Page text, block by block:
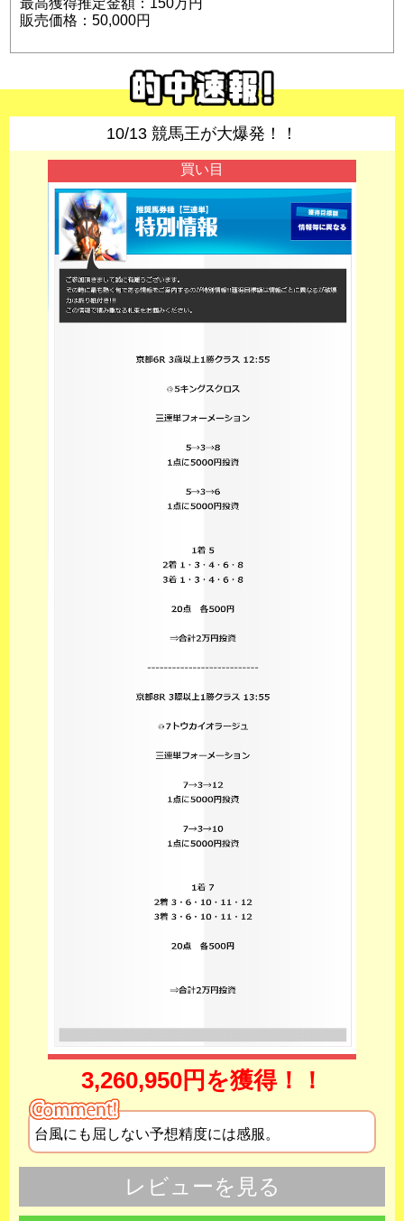
最高獲得推定金額：150万円
販売価格：50,000円
10/13 競馬王が大爆発！！
買い目
3,260,950円を獲得！！
台風にも屈しない予想精度には感服。
レビューを見る